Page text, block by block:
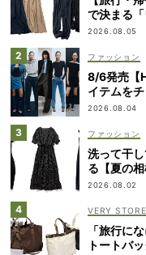
で決まる
2026.08.05
ファッション
8/6発売【
イテムを
2026.08.04
ファッション
洗って干
る【夏の
2026.08.02
VERY STORE
「旅行に
トートバ